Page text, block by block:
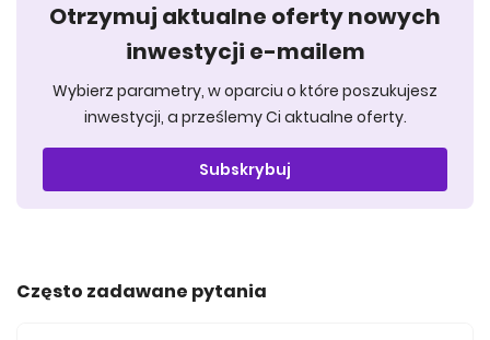
Otrzymuj aktualne oferty nowych
inwestycji e-mailem
Wybierz parametry, w oparciu o które poszukujesz
inwestycji, a prześlemy Ci aktualne oferty.
Subskrybuj
Często zadawane pytania